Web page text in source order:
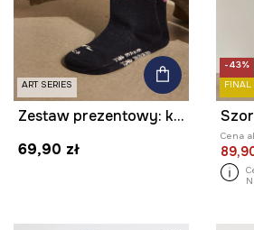
ART SERIES
Zestaw prezentowy: kubek i skarpetki z kolekcji Bieszczadzki Park Narodowy x Medicine
69,90 zł
-43%
FINAL
Cena